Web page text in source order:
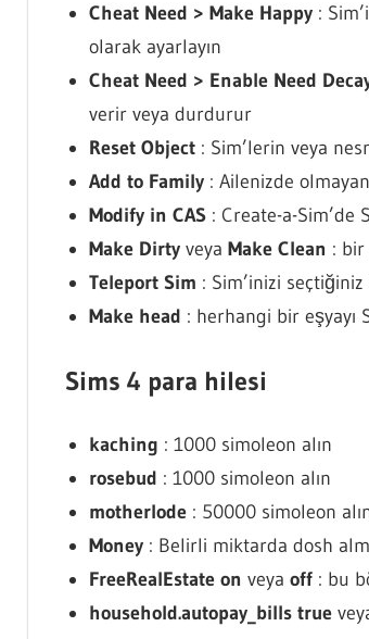
Cheat Need > Make Happy :
olarak ayarlayın
Cheat Need > Enable Need
verir veya durdurur
Reset Object : Sim’lerin veya
Add to Family : Ailenizde
Modify in CAS : Create-a-
Make Dirty veya Make Clean :
Teleport Sim : Sim’inizi
Make head : herhangi bir eşyayı
Sims 4 para hilesi
kaching : 1000 simoleon alın
rosebud : 1000 simoleon alın
motherlode : 50000 simoleon
Money : Belirli miktarda dosh
FreeRealEstate on veya off : bu
household.autopay_bills true